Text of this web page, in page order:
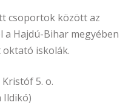
csoportok között az
a Hajdú-Bihar megyében
oktató iskolák.
5. o.
Ildikó)